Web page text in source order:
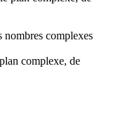
nombres complexes
complexe, de